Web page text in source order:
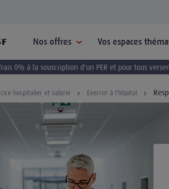
Nos offres Vos espaces
0% à la souscription d'un PER et pour tous
hospitalier et salarié Exercer à l'hôpital